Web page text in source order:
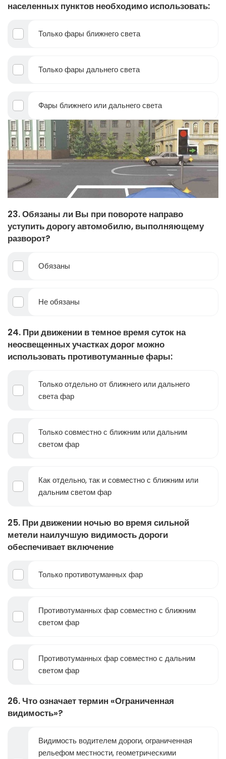
населенных пунктов необходимо использовать:
Только фары ближнего света
Только фары дальнего света
Фары ближнего или дальнего света
23. Обязаны ли Вы при повороте направо
уступить дорогу автомобилю, выполняющему
разворот?
Обязаны
Не обязаны
24. При движении в темное время суток на
неосвещенных участках дорог можно
использовать противотуманные фары:
Только отдельно от ближнего или дальнего
света фар
Только совместно с ближним или дальним
светом фар
Как отдельно, так и совместно с ближним или
дальним светом фар
25. При движении ночью во время сильной
метели наилучшую видимость дороги
обеспечивает включение
Только противотуманных фар
Противотуманных фар совместно с ближним
светом фар
Противотуманных фар совместно с дальним
светом фар
26. Что означает термин «Ограниченная
видимость»?
Видимость водителем дороги, ограниченная
рельефом местности, геометрическими